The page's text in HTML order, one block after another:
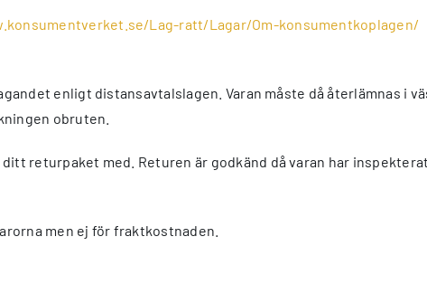
Lag-ratt/Lagar/Om-konsumentkoplagen/
enligt distansavtalslagen. Varan måste då återlämnas i
obruten.
returpaket med. Returen är godkänd då varan har
men ej för fraktkostnaden.